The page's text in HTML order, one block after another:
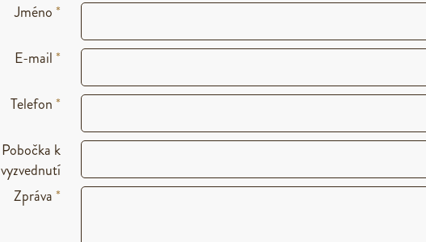
Jméno*
E-mail*
Telefon*
Pobočka k
vyzvednutí
Zpráva*